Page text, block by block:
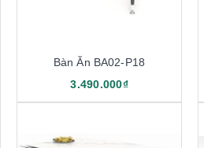
Bàn Ăn BA02-P18
3.490.000₫